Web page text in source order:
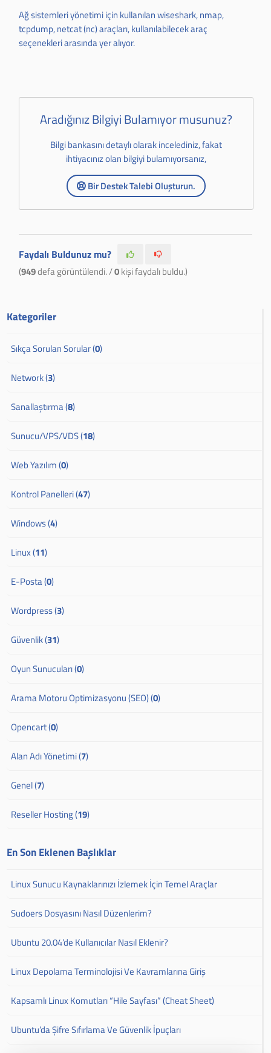
Ağ sistemleri yönetimi için kullanılan wiseshark, nmap,
tcpdump, netcat (nc) araçları, kullanılabilecek araç
seçenekleri arasında yer alıyor.
Aradığınız Bilgiyi Bulamıyor musunuz?
Bilgi bankasını detaylı olarak incelediniz, fakat
ihtiyacınız olan bilgiyi bulamıyorsanız,
Bir Destek Talebi Oluşturun.
Faydalı Buldunuz mu?
(949defa görüntülendi. /0kişi faydalı buldu.)
Kategoriler
Sıkça Sorulan Sorular (0)
Network (3)
Sanallaştırma (8)
Sunucu/VPS/VDS (18)
Web Yazılım (0)
Kontrol Panelleri (47)
Windows (4)
Linux (11)
E-Posta (0)
Wordpress (3)
Güvenlik (31)
Oyun Sunucuları (0)
Arama Motoru Optimizasyonu (SEO) (0)
Opencart (0)
Alan Adı Yönetimi (7)
Genel (7)
Reseller Hosting (19)
En Son Eklenen Başlıklar
Linux Sunucu Kaynaklarınızı İzlemek İçin Temel Araçlar
Sudoers Dosyasını Nasıl Düzenlerim?
Ubuntu 20.04’de Kullanıcılar Nasıl Eklenir?
Linux Depolama Terminolojisi Ve Kavramlarına Giriş
Kapsamlı Linux Komutları “Hile Sayfası” (Cheat Sheet)
Ubuntu’da Şifre Sıfırlama Ve Güvenlik İpuçları